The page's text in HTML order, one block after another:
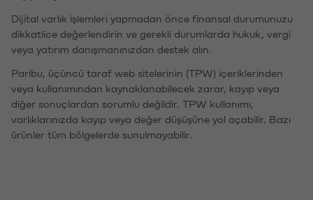
Dijital varlık işlemleri yapmadan önce finansal durumunuzu
dikkatlice değerlendirin ve gerekli durumlarda hukuk, vergi
veya yatırım danışmanınızdan destek alın.
Paribu, üçüncü taraf web sitelerinin (TPW) içeriklerinden
veya kullanımından kaynaklanabilecek zarar, kayıp veya
diğer sonuçlardan sorumlu değildir. TPW kullanımı,
varlıklarınızda kayıp veya değer düşüşüne yol açabilir. Bazı
ürünler tüm bölgelerde sunulmayabilir.